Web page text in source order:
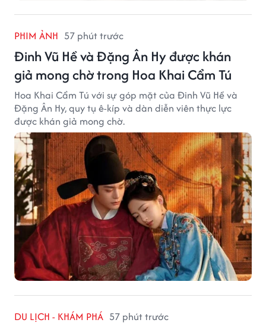
PHIM ẢNH 57 phút trước
Đinh Vũ Hề và Đặng Ân Hy được khán
giả mong chờ trong Hoa Khai Cẩm Tú
Hoa Khai Cẩm Tú với sự góp mặt của Đinh Vũ Hề và
Đặng Ân Hy, quy tụ ê-kíp và dàn diễn viên thực lực
được khán giả mong chờ.
DU LỊCH - KHÁM PHÁ 57 phút trước